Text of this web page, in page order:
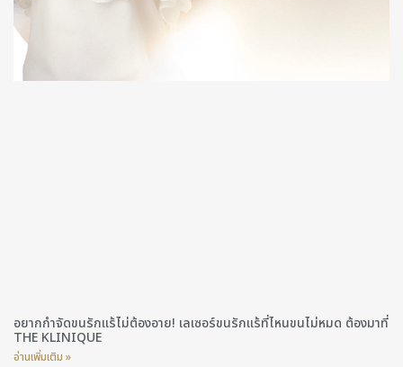
อยากกำจัดขนรักแร้ไม่ต้องอาย! เลเซอร์ขนรักแร้ที่ไหนขนไม่หมด ต้องมาที่
THE KLINIQUE
อ่านเพิ่มเติม »